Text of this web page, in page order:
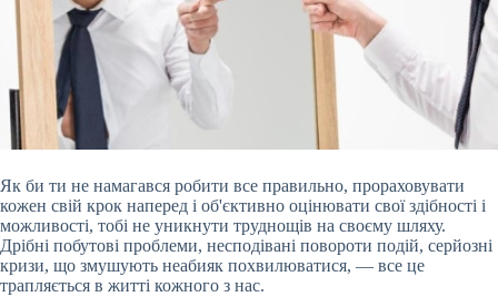
Як би ти не намагався робити все правильно, прораховувати
кожен свій крок наперед і об'єктивно оцінювати свої здібності і
можливості, тобі не уникнути труднощів на своєму шляху.
Дрібні побутові проблеми, несподівані повороти подій, серйозні
кризи, що змушують неабияк похвилюватися, — все це
трапляється в житті кожного з нас.